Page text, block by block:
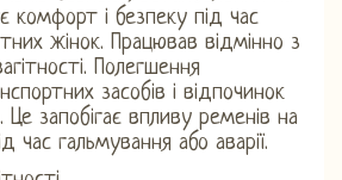
комфорт і безпеку під час
жінок. Працював відмінно з
Полегшення
засобів і відпочинок
запобігає впливу ременів на
час гальмування або аварії.